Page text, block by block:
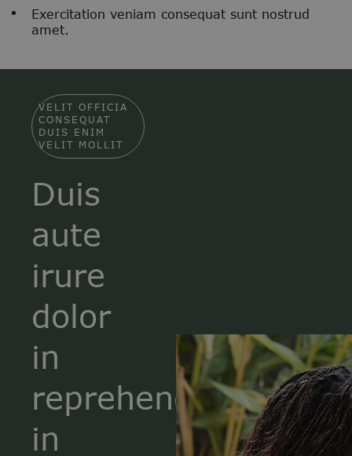
Exercitation veniam consequat sunt nostrud
amet.
VELIT OFFICIA
CONSEQUAT
DUIS ENIM
VELIT MOLLIT
Duis
aute
irure
dolor
in
reprehenderit
in